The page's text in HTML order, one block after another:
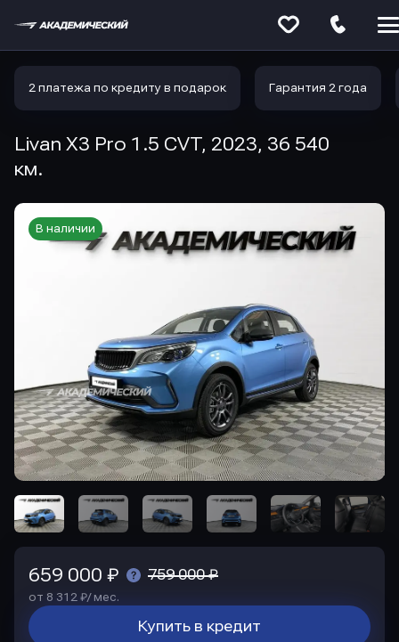
2 платежа по кредиту в подарок Гарантия 2 года
Livan X3 Pro 1.5 CVT, 2023, 36 540
км.
В наличии
659 000 ₽ 759 000 ₽
от 8 312 ₽/ мес.
Купить в кредит